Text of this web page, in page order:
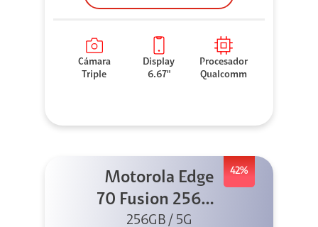
Cámara
Triple
Display
6.67"
Procesador
Qualcomm
42%
Motorola Edge
70 Fusion 256GB
Azul
256GB / 5G